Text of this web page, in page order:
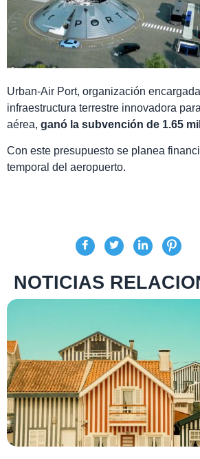
Urban-Air Port, organización
infraestructura terrestre innovadora
aérea, ganó la subvención de 1.65
Con este presupuesto se planea
temporal del aeropuerto.
NOTICIAS